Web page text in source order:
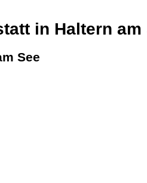
in Haltern am
See